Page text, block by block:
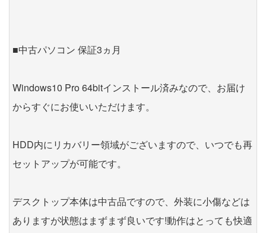
■中古パソコン 保証3ヵ月
Windows10 Pro 64bitインストール済みなので、お届け
からすぐにお使いいただけます。
HDD内にリカバリー領域がございますので、いつでも再
セットアップが可能です。
デスクトップ本体は中古品ですので、外装に小傷などは
ありますが状態はまずまず良いです!動作はとっても快適